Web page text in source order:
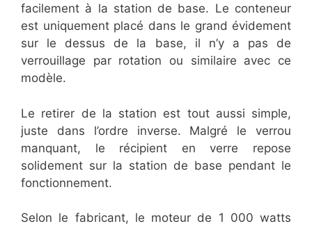
facilement à la station de base. Le conteneur
est uniquement placé dans le grand évidement
sur le dessus de la base, il n’y a pas de
verrouillage par rotation ou similaire avec ce
modèle.
Le retirer de la station est tout aussi simple,
juste dans l’ordre inverse. Malgré le verrou
manquant, le récipient en verre repose
solidement sur la station de base pendant le
fonctionnement.
Selon le fabricant, le moteur de 1 000 watts